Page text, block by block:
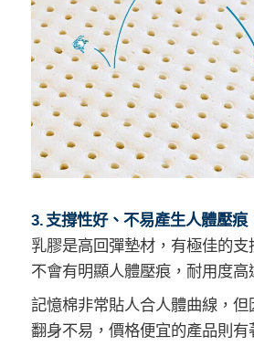
3. 支撐性好、不易產生人體壓痕
乳膠是高回彈墊材，有極佳的支
不會有明顯人體壓痕，耐用度高
記憶棉非常貼人合人體曲線，但
翻身不易，價格便宜的產品則有